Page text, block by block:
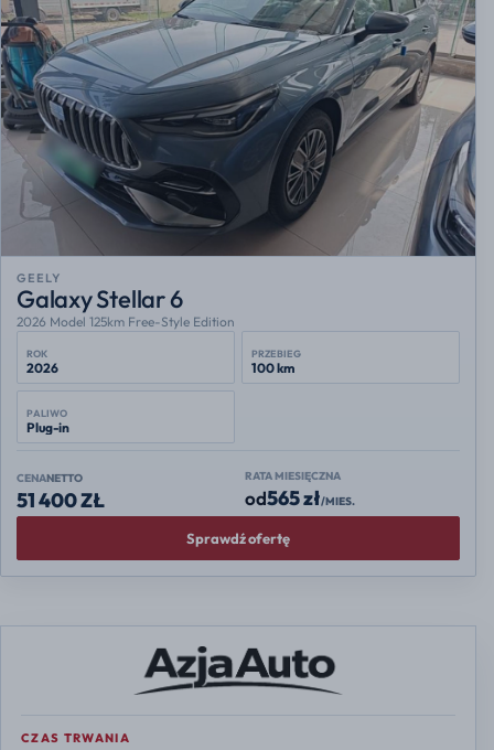
GEELY
Galaxy Stellar 6
2026 Model 125km Free-Style Edition
ROK
2026
PRZEBIEG
100 km
PALIWO
Plug-in
CENANETTO
51 400 ZŁ
RATA MIESIĘCZNA
od565 zł/MIES.
Sprawdź ofertę
CZAS TRWANIA